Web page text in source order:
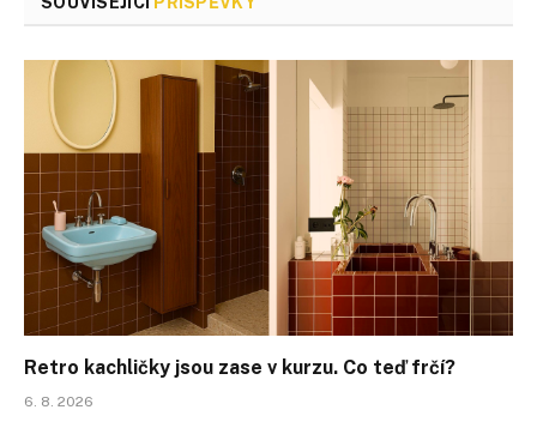
Retro kachličky jsou zase v kurzu. Co teď frčí?
6. 8. 2026